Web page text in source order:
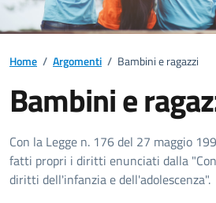
Home / Argomenti / Bambini e ragazzi
Bambini e
Dettagli
Con la Legge n. 176 del 27 maggio
fatti propri i diritti enunciati dalla
diritti dell'infanzia e dell'adolescenza".